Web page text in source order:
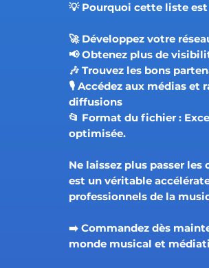
💡 Pourquoi cette liste
🚀 Développez votre
📢Obtenez plus de
🎶 Trouvez les bons
🎙️ Accédez aux médias et
diffusions
📂 Format du fichier :
optimisée.
Ne laissez plus passer
est un véritable
professionnels de la
➡️ Commandez dès
monde musical et